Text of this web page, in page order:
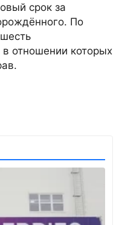
срок за
По
отношении которых